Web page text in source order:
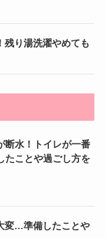
残り湯洗濯やめても
断水！トイレが一番
ことや過ごし方を
変…準備したことや